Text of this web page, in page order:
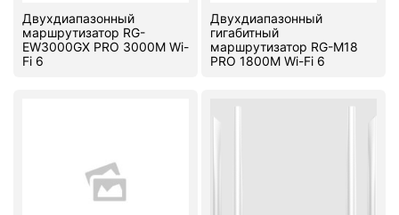
Двухдиапазонный
маршрутизатор RG-
EW3000GX PRO 3000M Wi-
Fi 6
Двухдиапазонный
гигабитный
маршрутизатор RG-M18
PRO 1800M Wi-Fi 6